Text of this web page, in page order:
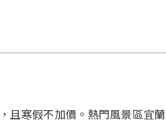
且寒假不加價。熱門風景區宜